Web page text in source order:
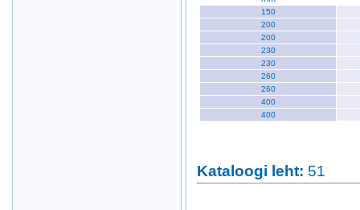
150
200
200
230
230
260
260
400
400
Kataloogi leht: 51